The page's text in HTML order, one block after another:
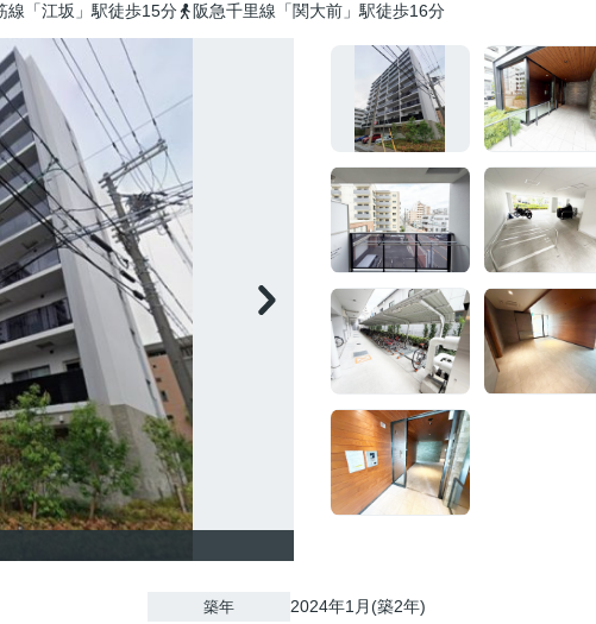
線「江坂」駅徒歩15分 阪急千里線「関大前」駅徒歩16分
築年 2024年1月(築2年)